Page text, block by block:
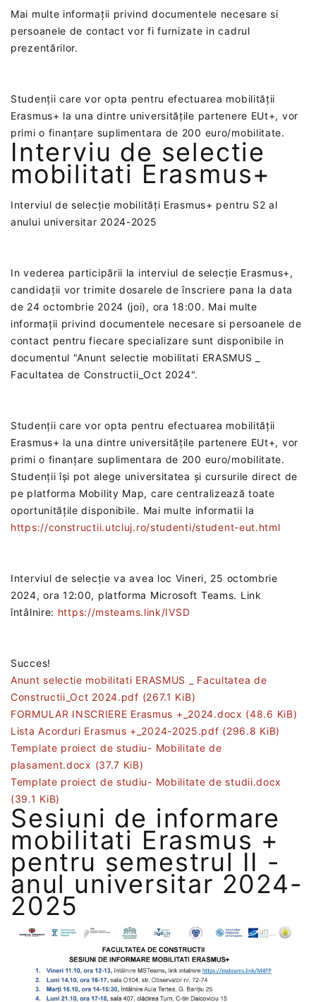
Mai multe informații privind documentele necesare si
persoanele de contact vor fi furnizate in cadrul
prezentărilor.
Studenții care vor opta pentru efectuarea mobilității
Erasmus+ la una dintre universitățile partenere EUt+, vor
primi o finanțare suplimentara de 200 euro/mobilitate.
Interviu de selectie
mobilitati Erasmus+
Interviul de selecție mobilități Erasmus+ pentru S2 al
anului universitar 2024-2025
In vederea participării la interviul de selecție Erasmus+,
candidații vor trimite dosarele de înscriere pana la data
de ‎24 octombrie 2024 (joi), ora 18:00‎. Mai multe
informații privind documentele necesare si persoanele de
contact pentru fiecare specializare sunt disponibile in
documentul "Anunt selectie mobilitati ERASMUS _
Facultatea de Constructii_Oct 2024".
Studenții care vor opta pentru efectuarea mobilității
Erasmus+ la una dintre universitățile partenere EUt+, vor
primi o finanțare suplimentara de 200 euro/mobilitate.
Studenții își pot alege universitatea și cursurile direct de
pe platforma Mobility Map, care centralizează toate
oportunitățile disponibile. Mai multe informatii la
https://constructii.utcluj.ro/studenti/student-eut.html
Interviul de selecție va avea loc Vineri, 25 octombrie
2024, ora 12:00, platforma Microsoft Teams.‎ Link
întâlnire: https://msteams.link/IVSD
Succes!
Anunt selectie mobilitati ERASMUS _ Facultatea de
Constructii_Oct 2024.pdf (267.1 KiB)
FORMULAR INSCRIERE Erasmus +_2024.docx (48.6 KiB)
Lista Acorduri Erasmus +_2024-2025.pdf (296.8 KiB)
Template proiect de studiu- Mobilitate de
plasament.docx (37.7 KiB)
Template proiect de studiu- Mobilitate de studii.docx
(39.1 KiB)
Sesiuni de informare
mobilitati Erasmus +
pentru semestrul II -
anul universitar 2024-
2025